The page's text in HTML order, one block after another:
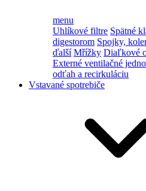
menu
Uhlíkové filtre Spätné
digestorom Spojky,
ďalší Mřížky Diaľkové
Externé ventilačné
odťah a recirkuláciu
Vstavané spotrebiče